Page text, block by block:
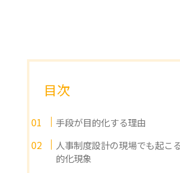
目次
手段が目的化する理由
人事制度設計の現場でも起こ
的化現象